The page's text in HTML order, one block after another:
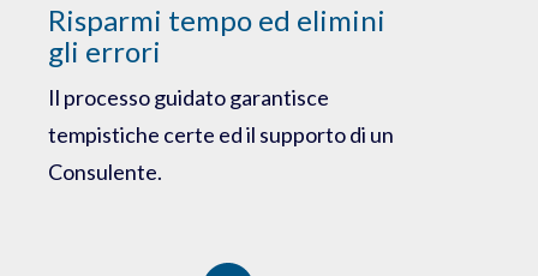
Risparmi tempo ed elimini
gli errori
Il processo guidato garantisce
tempistiche certe ed il supporto di un
Consulente.